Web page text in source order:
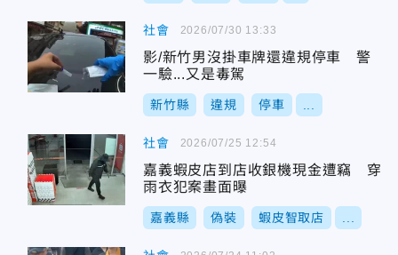
社會
影/新竹男沒掛車牌還違規停車 警
一驗...又是毒駕
新竹縣 違規 停車
2026/07/30 13:33
社會
嘉義蝦皮店到店收銀機現金遭竊 穿
雨衣犯案畫面曝
嘉義縣 偽裝 蝦皮智取店
2026/07/25 12:54